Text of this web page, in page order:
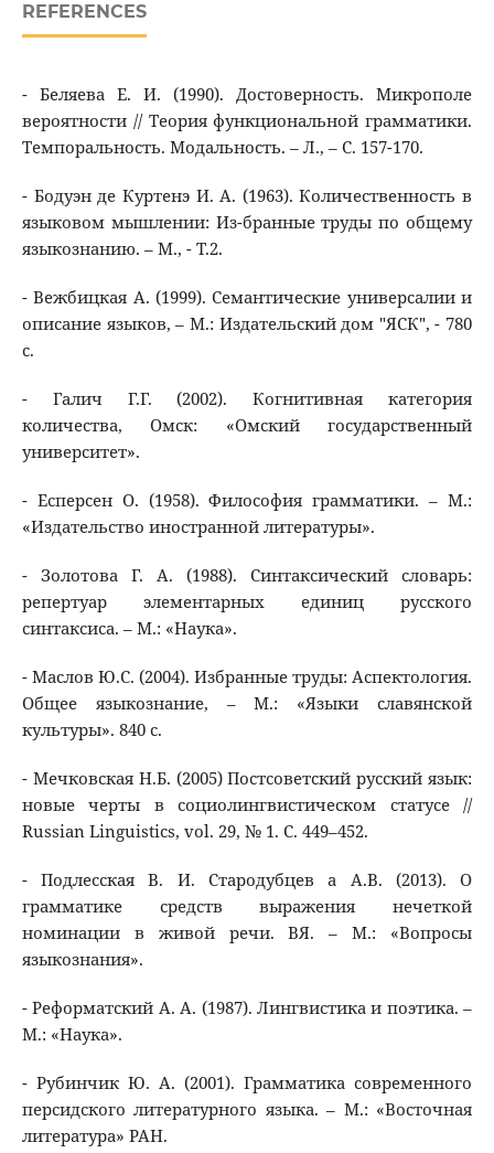
REFERENCES
- Беляева Е. И. (1990). Достоверность. Микрополе
вероятности // Теория функциональной грамматики.
Темпоральность. Модальность. – Л., – С. 157-170.
- Бодуэн де Куртенэ И. А. (1963). Количественность в
языковом мышлении: Из-бранные труды по общему
языкознанию. – М., - Т.2.
- Вежбицкая А. (1999). Семантические универсалии и
описание языков, – М.: Издательский дом "ЯСК", - 780
с.
- Галич Г.Г. (2002). Когнитивная категория
количества, Омск: «Омский государственный
университет».
- Есперсен О. (1958). Философия грамматики. – М.:
«Издательство иностранной литературы».
- Золотова Г. А. (1988). Синтаксический словарь:
репертуар элементарных единиц русского
синтаксиса. – М.: «Наука».
- Маслов Ю.С. (2004). Избранные труды: Аспектология.
Общее языкознание, – М.: «Языки славянской
культуры». 840 с.
- Мечковская Н.Б. (2005) Постсоветский русский язык:
новые черты в социолингвистическом статусе //
Russian Linguistics, vol. 29, № 1. С. 449–452.
- Подлесская В. И. Стародубцев а А.В. (2013). О
грамматике средств выражения нечеткой
номинации в живой речи. ВЯ. – М.: «Вопросы
языкознания».
- Реформатский А. А. (1987). Лингвистика и поэтика. –
М.: «Наука».
- Рубинчик Ю. А. (2001). Грамматика современного
персидского литературного языка. – М.: «Восточная
литература» РАН.